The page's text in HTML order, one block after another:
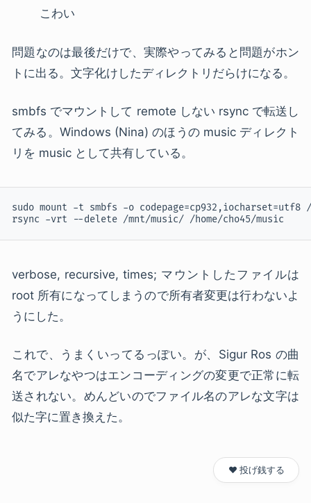
こわい
問題なのは最後だけで、実際やってみると問題がホン
トに出る。文字化けしたディレクトリだらけになる。
smbfs でマウントして remote しない rsync で転送し
てみる。Windows (Nina) のほうの music ディレクト
リを music として共有している。
sudo mount -t smbfs -o
verbose, recursive, times; マウントしたファイルは
root 所有になってしまうので所有者変更は行わないよ
うにした。
これで、うまくいってるっぽい。が、Sigur Ros の曲
名でアレなやつはエンコーディングの変更で正常に転
送されない。めんどいのでファイル名のアレな文字は
似た字に置き換えた。
❤️ 投げ銭する